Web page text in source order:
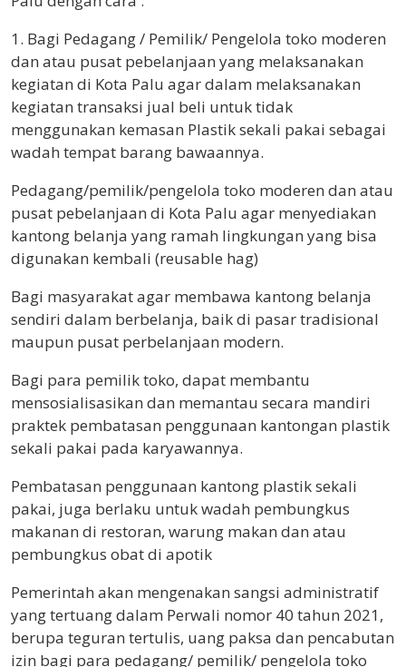
1. Bagi Pedagang / Pemilik/ Pengelola toko moderen
dan atau pusat pebelanjaan yang melaksanakan
kegiatan di Kota Palu agar dalam melaksanakan
kegiatan transaksi jual beli untuk tidak
menggunakan kemasan Plastik sekali pakai sebagai
wadah tempat barang bawaannya.
Pedagang/pemilik/pengelola toko moderen dan atau
pusat pebelanjaan di Kota Palu agar menyediakan
kantong belanja yang ramah lingkungan yang bisa
digunakan kembali (reusable hag)
Bagi masyarakat agar membawa kantong belanja
sendiri dalam berbelanja, baik di pasar tradisional
maupun pusat perbelanjaan modern.
Bagi para pemilik toko, dapat membantu
mensosialisasikan dan memantau secara mandiri
praktek pembatasan penggunaan kantongan plastik
sekali pakai pada karyawannya.
Pembatasan penggunaan kantong plastik sekali
pakai, juga berlaku untuk wadah pembungkus
makanan di restoran, warung makan dan atau
pembungkus obat di apotik
Pemerintah akan mengenakan sangsi administratif
yang tertuang dalam Perwali nomor 40 tahun 2021,
berupa teguran tertulis, uang paksa dan pencabutan
izin bagi para pedagang/ pemilik/ pengelola toko